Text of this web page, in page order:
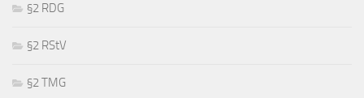
§2 RDG
§2 RStV
§2 TMG